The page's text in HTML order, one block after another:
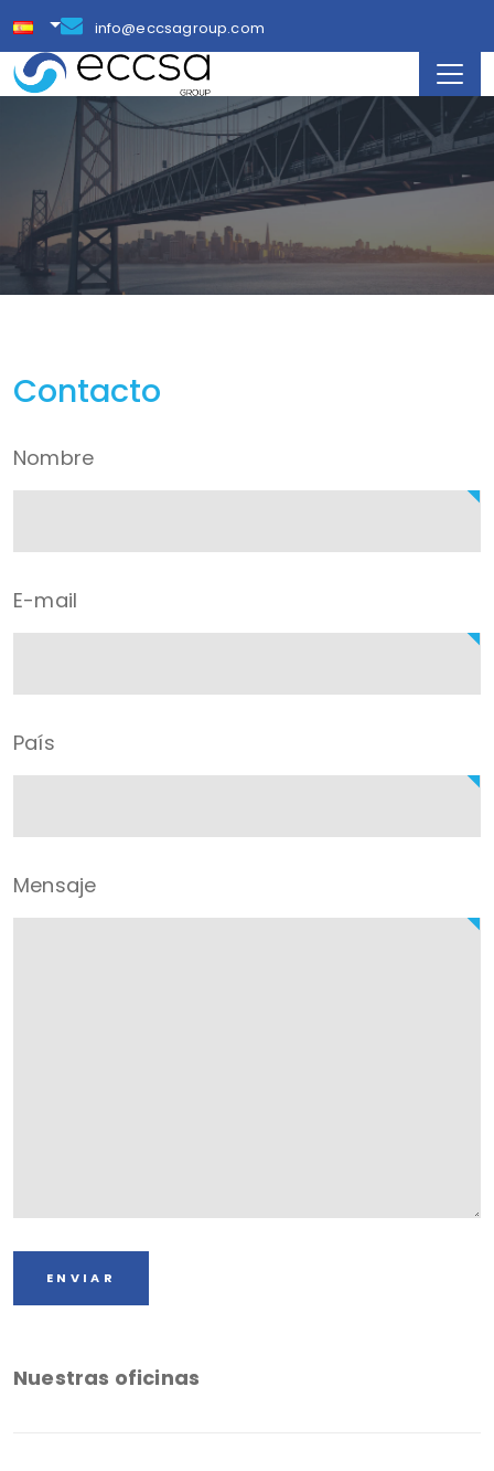
info@eccsagroup.com
Contacto
Nombre
E-mail
País
Mensaje
Nuestras oficinas